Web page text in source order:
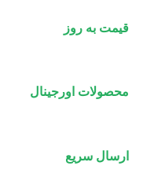
قیمت به روز
محصولات اورجینال
ارسال سریع